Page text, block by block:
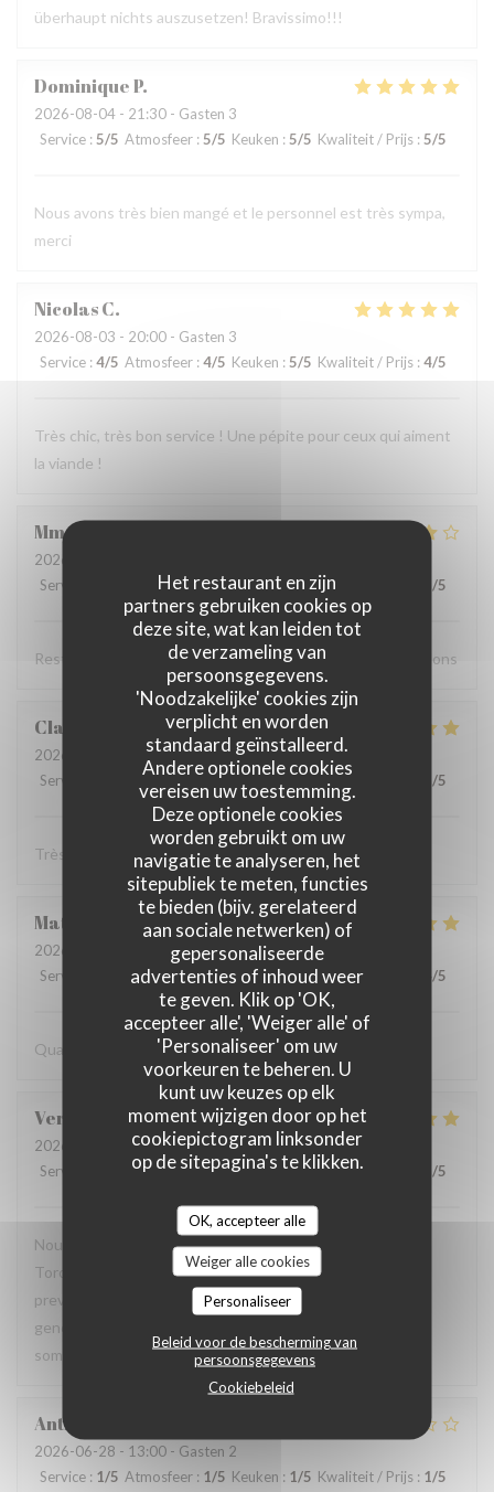
Het restaurant en zijn
partners gebruiken cookies op
deze site, wat kan leiden tot
de verzameling van
persoonsgegevens.
'Noodzakelijke' cookies zijn
verplicht en worden
standaard geïnstalleerd.
Andere optionele cookies
vereisen uw toestemming.
Deze optionele cookies
worden gebruikt om uw
navigatie te analyseren, het
sitepubliek te meten, functies
te bieden (bijv. gerelateerd
aan sociale netwerken) of
gepersonaliseerde
advertenties of inhoud weer
te geven. Klik op 'OK,
accepteer alle', 'Weiger alle' of
'Personaliseer' om uw
voorkeuren te beheren. U
kunt uw keuzes op elk
moment wijzigen door op het
cookiepictogram linksonder
op de sitepagina's te klikken.
OK, accepteer alle
Weiger alle cookies
Personaliseer
Beleid voor de bescherming van
persoonsgegevens
Cookiebeleid
überhaupt nichts auszusetzen! Bravissimo!!!
DominiqueP
2026-08-04 - 21:30 - Gasten 3
Service : 5/5 Atmosfeer : 5/5 Keuken : 5/5 Kwaliteit / Prijs : 5/5
Nous avons très bien mangé et le personnel est très sympa,
merci
NicolasC
2026-08-03 - 20:00 - Gasten 3
Service : 4/5 Atmosfeer : 4/5 Keuken : 5/5 Kwaliteit / Prijs :4/5
Très chic, très bon service ! Une pépite pour ceux qui aiment
la viande !
Mme
2026-08-01
Service
Atmosfeer :4/5 Keuken: 5/5 Kwaliteit / Prijs /5
Resto super bon,accueil agréable, choix. Nous recommandons
Claude
2026-07-30
- 19:15 - Gasten 2
Service
Atmosfeer : 5/5 Keuken: 5/5 Kwaliteit / Prijs /5
Très très bon, rien à signaler je reviendrai…
Matteo
2026-07-29
- 20:00 - Gasten 2
Service
Atmosfeer:5/5 Keuken:5/5 Kwaliteit / Prijs /5
Quando sono in trasferta, in Casa Ferrero, è una certezza.
Veronique H
2026-07-28
- 12:00 - Gasten 7
Service
Atmosfeer:5/5 Keuken : 5/5 Kwaliteit / Prijs /5
Nous avons ete très bien accueillis sur la belle terrasse de
Toro Toro. Service efficace et personnel tres aimable et
prevenant. Nous apprecions beaucoup la fraicheur et la
generosite des plats. Excellent rapport qualite prix. Nous
sommes fans.
Anthony
2026-06-28 - 13:00 - Gasten 2
Service : 1/5 Atmosfeer : 1/5 Keuken : 1/5 Kwaliteit / Prijs : 1/5